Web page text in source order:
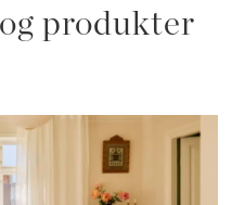
produkter